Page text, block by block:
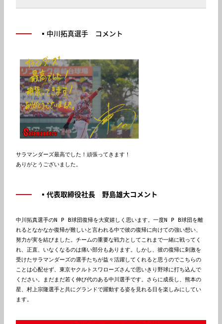
▪️中川拓真選手 コメント
サラマンダーズ最高でした！頑張ってきます！
ありがとうございました。
▪️代表取締役社長 野島雄大コメント
中川拓真選手のN P B球団復帰を大変嬉しく思います。一度N P B球団を離
れるとなかなか復帰が難しいと言われる中で彼の復帰に向けての強い想い、
努力が実を結びました。チームの重要な戦力としてこれまで一緒に戦ってく
れ、正直、いなくなるのは痛い部分もあります。しかし、彼の復帰に刺激を
受けたサラマンダーズの選手たちが益々活躍してくれると思うのでこちらの
ことは心配せず、東京ヤクルトスワローズさんで思いきり野球に打ち込んで
ください。まだまだ若く伸び代のある中川選手です。さらに成長し、熊本の
星、村上宗隆選手と共にグランドで躍動する姿を見れる日を楽しみにしてい
ます。